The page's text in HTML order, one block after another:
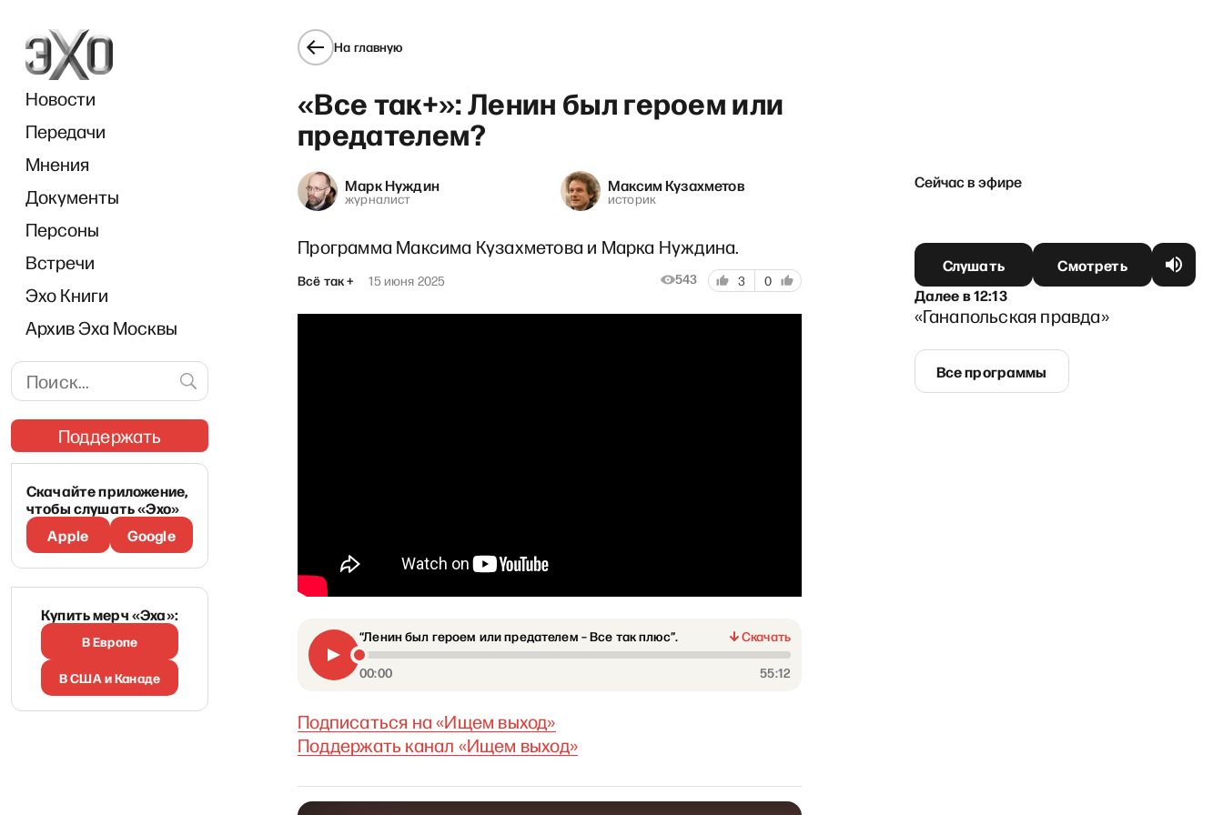
Новости
Передачи
Мнения
Документы
Персоны
Встречи
Эхо Книги
Архив Эха Москвы
Поддержать
Скачайте приложение,
чтобы слушать «Эхо»
Apple
Google
Купить мерч «Эха»:
В Европе
В США и Канаде
На главную
«Все так+»: Ленин был героем или
предателем?
Марк Нуждин
журналист
Максим Кузахметов
историк
Программа Максима Кузахметова и Марка Нуждина.
Всё так + 15 июня 2025 543 3 0
“Ленин был героем или предателем – Все так плюс”. Скачать
00:00 55:12
Подписаться на«Ищем выход»
Поддержать канал «Ищем выход»
Сейчас в эфире
Слушать
Смотреть
Далеев12:13
«Ганапольская правда»
Все программы